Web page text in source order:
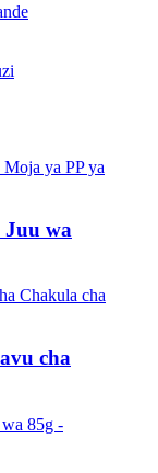
Juu wa
cha